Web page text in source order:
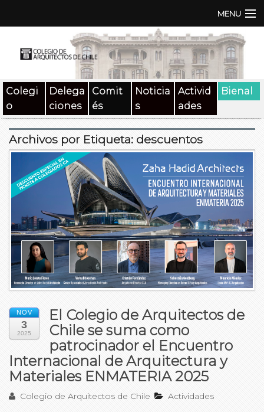
MENU
Documentos
SAT
Beneficios
Contacto
Buscar:
Colegi
o
Delega
ciones
Comit
és
Noticia
s
Activid
ades
Bienal
Archivos por Etiqueta: descuentos
NOV
3
2025
El Colegio de Arquitectos de
Chile se suma como
patrocinador el Encuentro
Internacional de Arquitectura y
Materiales ENMATERIA 2025
Colegio de Arquitectos de Chile Actividades